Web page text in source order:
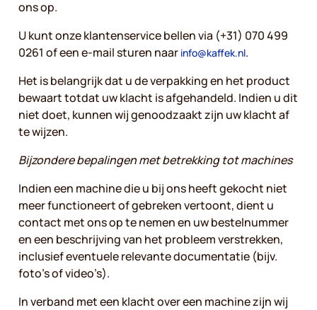
ons op.
U kunt onze klantenservice bellen via (+31) 070 499
0261 of een e-mail sturen naar info@kaffek.nl.
Het is belangrijk dat u de verpakking en het product
bewaart totdat uw klacht is afgehandeld. Indien u dit
niet doet, kunnen wij genoodzaakt zijn uw klacht af
te wijzen.
Bijzondere bepalingen met betrekking tot machines
Indien een machine die u bij ons heeft gekocht niet
meer functioneert of gebreken vertoont, dient u
contact met ons op te nemen en uw bestelnummer
en een beschrijving van het probleem verstrekken,
inclusief eventuele relevante documentatie (bijv.
foto’s of video’s).
In verband met een klacht over een machine zijn wij